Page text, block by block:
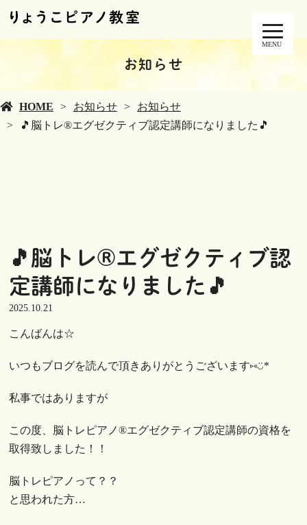
MENU
お知らせ
HOME お知らせ
お知らせ
🎵脳トレ®︎エグゼクティブ認定講師になりました🎵
🎵脳トレ®︎エグゼクティブ認
定講師になりました🎵
2025.10.21
こんばんは☆
いつもブログを読んで頂きありがとうございます⑅︎◡̈︎*
私事ではありますが
この度、脳トレピアノ®︎エグゼクティブ認定講師の資格を
取得致しました！！
脳トレピアノって？？
と思われた方…